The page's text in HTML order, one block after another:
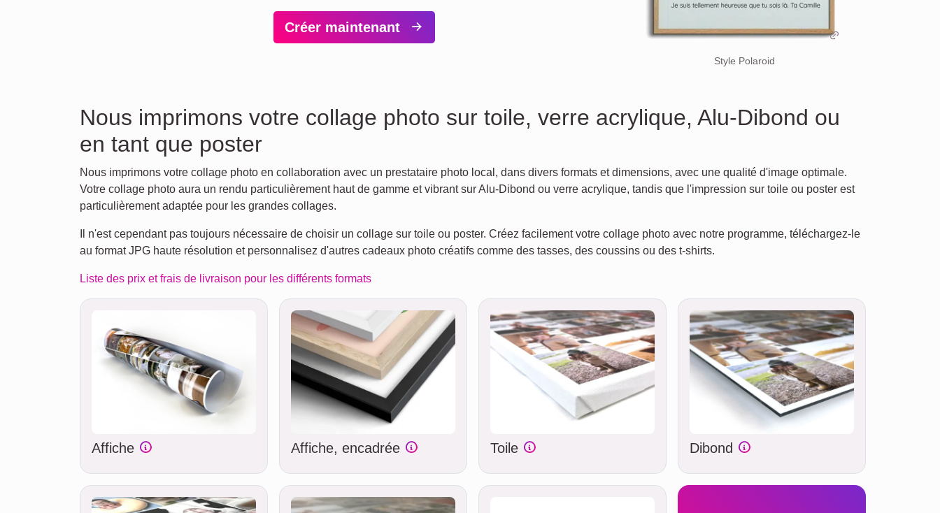
Style Polaroid
Créer maintenant
Nous imprimons votre collage photo sur toile, verre acrylique, Alu-Dibond ou
en tant que poster
Nous imprimons votre collage photo en collaboration avec un prestataire photo local, dans divers formats et dimensions, avec une qualité d'image optimale.
Votre collage photo aura un rendu particulièrement haut de gamme et vibrant sur Alu-Dibond ou verre acrylique, tandis que l'impression sur toile ou poster est
particulièrement adaptée pour les grandes collages.
Il n'est cependant pas toujours nécessaire de choisir un collage sur toile ou poster. Créez facilement votre collage photo avec notre programme, téléchargez-le
au format JPG haute résolution et personnalisez d'autres cadeaux photo créatifs comme des tasses, des coussins ou des t-shirts.
Liste des prix et frais de livraison pour les différents formats
Affiche Affiche, encadrée Toile Dibond